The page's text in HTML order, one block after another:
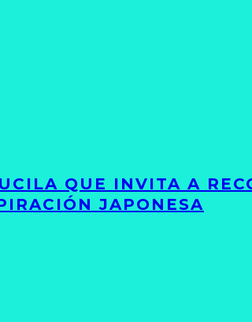
QUE INVITA A
JAPONESA